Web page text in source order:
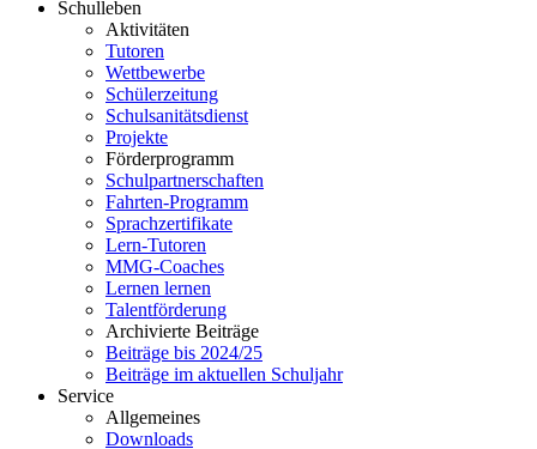
Schulleben
Aktivitäten
Tutoren
Wettbewerbe
Schülerzeitung
Schulsanitätsdienst
Projekte
Förderprogramm
Schulpartnerschaften
Fahrten-Programm
Sprachzertifikate
Lern-Tutoren
MMG-Coaches
Lernen lernen
Talentförderung
Archivierte Beiträge
Beiträge bis 2024/25
Beiträge im aktuellen Schuljahr
Service
Allgemeines
Downloads